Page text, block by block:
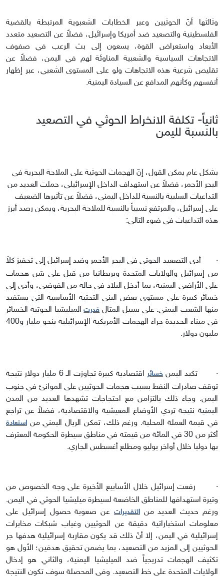
وثالثها أنّ الحوثيين وعبر الخطابات الشعبوية المرتبطة بالقضية
الفلسطينية والتصعيد ضد أمريكا وإسرائيل، فضلاً عن التصعيد متعدد
الأبعاد واستعراض القوة، يسعون إلى بث الرعب في صفوف
الاتجاهات السياسية والشعبية المناوئة لهم في اليمن، فضلاً عن
تقليص شرعية هذه الاتجاهات ولو على المستوى الشعبي، عبر إظهار
أنفسهم وكأنهم المدافع عن السيادة اليمنية.
ثانياً- تكلفة الانخراط الحوثي في التصعيد
بالنسبة لليمن
بشكل عام يمكن القول، إنّ الهجمات الحوثية على الملاحة البحرية في
البحر الأحمر، فضلاً عن استهداف الداخل الإسرائيلي، حملت العديد من
التداعيات السلبية بالنسبة للداخل اليمني، فضلاً عن تأثيرها الضعيف
على إسرائيل، والمرتفع نسبياً بالنسبة للملاحة البحرية، ويمكن رصد أبرز
هذه التداعيات في ضوء التالي:
·
أدى التصعيد الحوثي في البحر الأحمر وضد إسرائيل إلى تحفيز كلاً
من إسرائيل والولايات المتحدة وبريطانيا من قبل على شن هجمات
على الأراضي اليمنية، بما أدخل البلاد في حالة من الفوضى، وأدى إلى
خسائر كبيرة على مستوى بعض البنى التحتية الأساسية التي يستفيد
منها الشعب اليمني. على سبيل المثالقدرتالميليشيا الحوثية الخسائر
في ميناء الحديدة جراء الهجمات الأمريكية الإسرائيلية بنحو مليار و400
مليون دولار.
· تكبد اليمنخسائر
اقتصادية كبيرة تجاوزت الـ 6 مليار دولار نتيجة
توقف صادرات النفط بسبب هجمات الحوثيين على الموانئ في جنوب
اليمن. وجاء ذلك بالتزامن مع احتجاجات تشهدها العديد من المدن
اليمنية نتيجة تردي الأوضاع المعيشية والاقتصادية، فضلاً عن تراجع
في قيمة العملة المحلية. ورغم ذلك، تمكن الريال اليمني من استعادة
أكثر من 30 في المائة من قيمته في مناطق سيطرة الحكومة المعترف
بها دوليا خلال أواخر يوليو ومطلع أغسطس الجاري.
·
رفعت إسرائيل خلال الأسابيع الأخيرة على وجه الخصوص من
وتيرة استهدافها للمناطق الخاضعة لسيطرة ميليشيا الحوثي في اليمن.
ورغم حديث العديد منالتقديرات عن صعوبة حصول إسرائيل على
معلومات استخباراتية دقيقة عن الحوثيين وغياب شبكات مخابرات
إسرائيلية في اليمن، إلا أنّ ذلك قد يكون مقاربة إسرائيلية هدفها جر
الحوثيين إلى المزيد من التصعيد، بما يضمن تحقيق هدفين؛ الأول هو
تكثيف الهجمات تدريجياً ضد الميليشيا اليمنية، والثاني هو إدخال
الولايات المتحدة على خط التصعيد. وفي المحصلة سوف تكون النتيجة